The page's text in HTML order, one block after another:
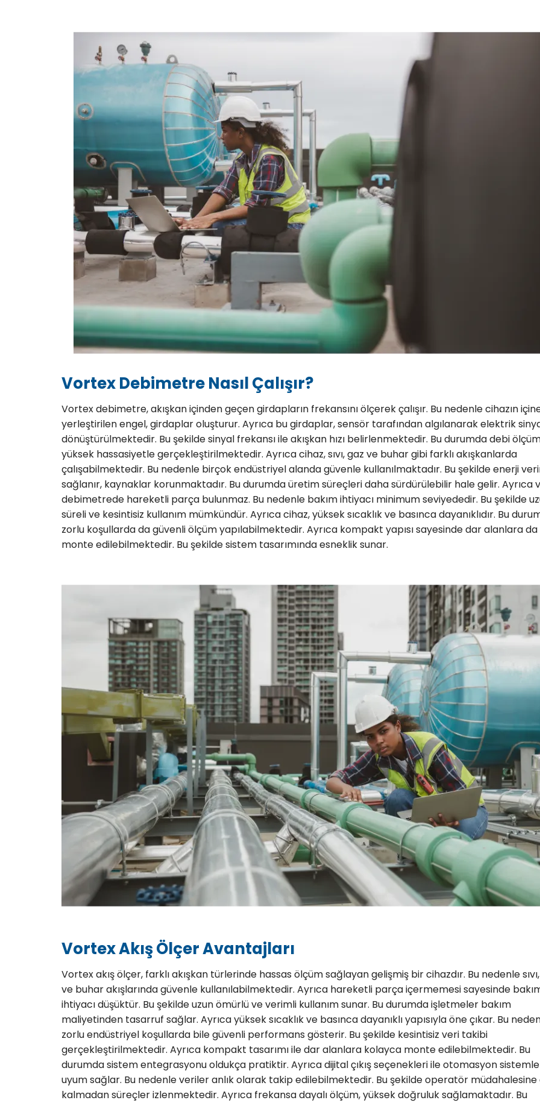
Vortex Debimetre Nasıl Çalışır?
Vortex debimetre, akışkan içinden geçen girdapların frekansını ölçerek çalışır. Bu nedenle cihazın
yerleştirilen engel, girdaplar oluşturur. Ayrıca bu girdaplar, sensör tarafından algılanarak elektrik
dönüştürülmektedir. Bu şekilde sinyal frekansı ile akışkan hızı belirlenmektedir. Bu durumda debi
yüksek hassasiyetle gerçekleştirilmektedir. Ayrıca cihaz, sıvı, gaz ve buhar gibi farklı akışkanlarda
çalışabilmektedir. Bu nedenle birçok endüstriyel alanda güvenle kullanılmaktadır. Bu şekilde enerji
sağlanır, kaynaklar korunmaktadır. Bu durumda üretim süreçleri daha sürdürülebilir hale gelir. Ayrıca
debimetrede hareketli parça bulunmaz. Bu nedenle bakım ihtiyacı minimum seviyededir. Bu şekilde
süreli ve kesintisiz kullanım mümkündür. Ayrıca cihaz, yüksek sıcaklık ve basınca dayanıklıdır. Bu
zorlu koşullarda da güvenli ölçüm yapılabilmektedir. Ayrıca kompakt yapısı sayesinde dar alanlara da
monte edilebilmektedir. Bu şekilde sistem tasarımında esneklik sunar.
Vortex Akış Ölçer Avantajları
Vortex akış ölçer, farklı akışkan türlerinde hassas ölçüm sağlayan gelişmiş bir cihazdır. Bu nedenle
ve buhar akışlarında güvenle kullanılabilmektedir. Ayrıca hareketli parça içermemesi sayesinde
ihtiyacı düşüktür. Bu şekilde uzun ömürlü ve verimli kullanım sunar. Bu durumda işletmeler bakım
maliyetinden tasarruf sağlar. Ayrıca yüksek sıcaklık ve basınca dayanıklı yapısıyla öne çıkar. Bu
zorlu endüstriyel koşullarda bile güvenli performans gösterir. Bu şekilde kesintisiz veri takibi
gerçekleştirilmektedir. Ayrıca kompakt tasarımı ile dar alanlara kolayca monte edilebilmektedir. Bu
durumda sistem entegrasyonu oldukça pratiktir. Ayrıca dijital çıkış seçenekleri ile otomasyon
uyum sağlar. Bu nedenle veriler anlık olarak takip edilebilmektedir. Bu şekilde operatör
kalmadan süreçler izlenmektedir. Ayrıca frekansa dayalı ölçüm, yüksek doğruluk sağlamaktadır. Bu